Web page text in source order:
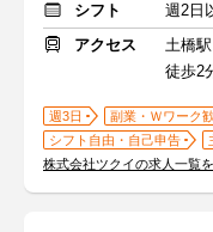
シフト
週2日
アクセス
土橋駅
徒歩2
週3日 副業・Ｗワーク
シフト自由・自己申告
株式会社ツクイの求人一覧